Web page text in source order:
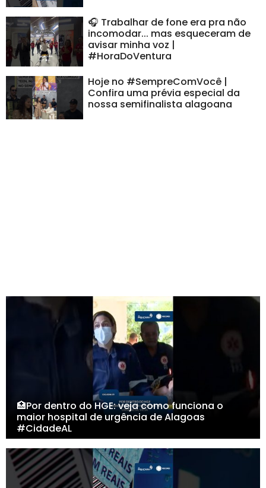
🎧 Trabalhar de fone era pra não
incomodar... mas esqueceram de
avisar minha voz |
#HoraDoVentura
Hoje no #SempreComVocê |
Confira uma prévia especial da
nossa semifinalista alagoana
🏥Por dentro do HGE: veja como funciona o
maior hospital de urgência de Alagoas
#CidadeAL